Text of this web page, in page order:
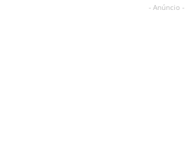
- Anúncio -